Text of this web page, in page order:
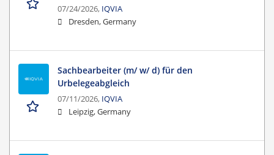
07/24/2026, IQVIA
Dresden, Germany
Sachbearbeiter (m/ w/ d) für den
Urbelegeabgleich
07/11/2026, IQVIA
Leipzig, Germany